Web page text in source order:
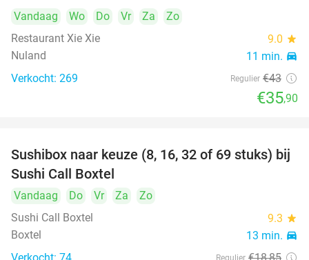
Vandaag Wo Do Vr Za
Zo
Restaurant Xie Xie
9.0 star
Nuland 11 min. directions_car
Verkocht: 269 Regulier €43
€35,90
53%
Sushibox naar keuze (8, 16, 32 of 69 stuks) bij
Sushi Call Boxtel
Vandaag Do Vr Za
Zo
Sushi Call Boxtel
9.3 star
Boxtel 13 min. directions_car
Regulier